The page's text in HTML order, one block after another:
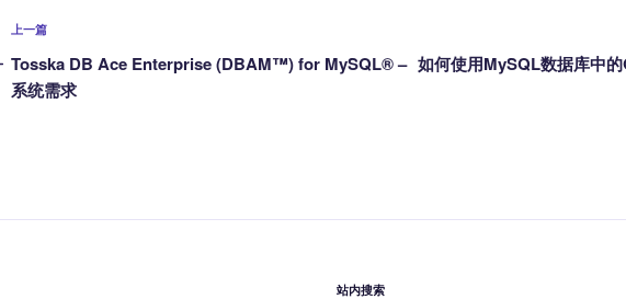
文
章
导
上
一
篇
上一篇
Tosska DB Ace Enterprise (DBAM™) for MySQL® –
系统需求
如何使用MySQL数据库中
站内搜索